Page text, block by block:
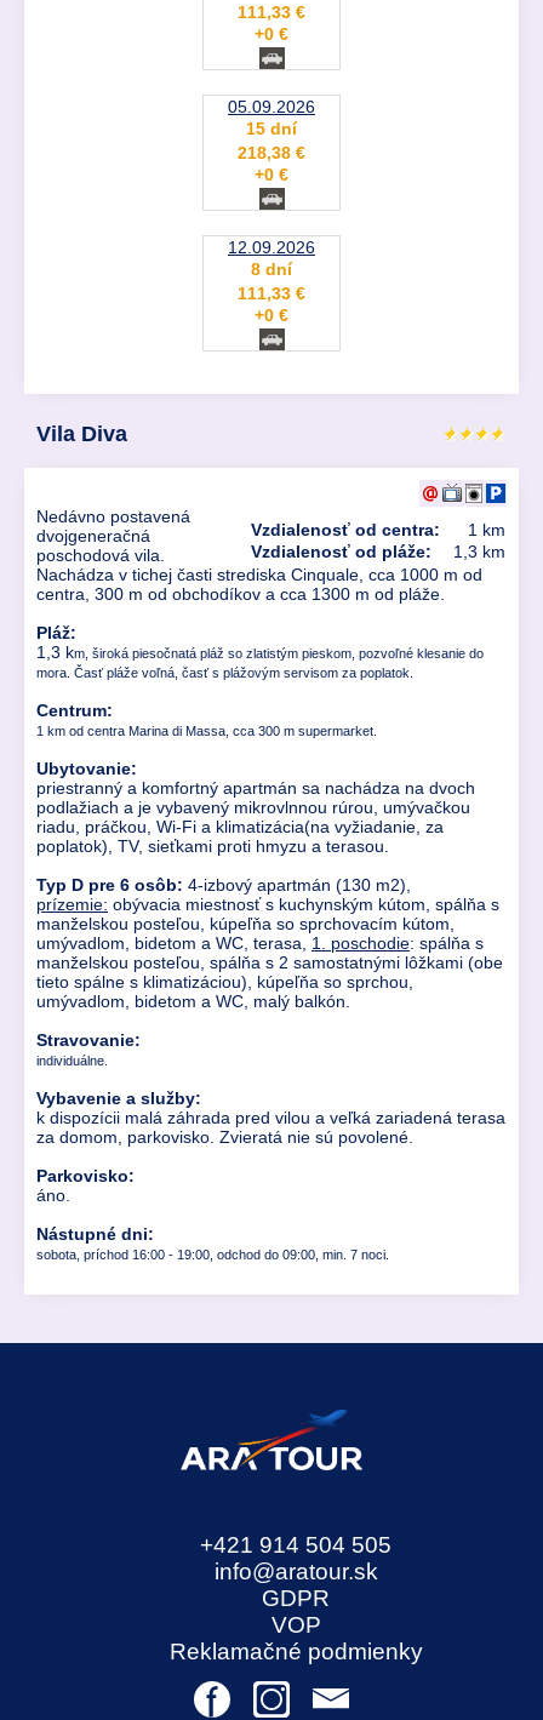
111,33 €
+0 €
05.09.2026
15 dní
218,38 €
+0 €
12.09.2026
8 dní
111,33 €
+0 €
Vila Diva
Vzdialenosť od centra:
1 km
Vzdialenosť od pláže:
1,3 km
Nedávno postavená
dvojgeneračná
poschodová vila.
Nachádza v tichej časti strediska Cinquale, cca 1000 m od
centra, 300 m od obchodíkov a cca 1300 m od pláže.
Pláž:
1,3 km, široká piesočnatá pláž so zlatistým pieskom, pozvoľné klesanie do
mora. Časť pláže voľná, časť s plážovým servisom za poplatok.
Centrum:
1 km od centra Marina di Massa, cca 300 m supermarket.
Ubytovanie:
priestranný a komfortný apartmán sa nachádza na dvoch
podlažiach a je vybavený mikrovlnnou rúrou, umývačkou
riadu, práčkou, Wi-Fi a klimatizácia(na vyžiadanie, za
poplatok), TV, sieťkami proti hmyzu a terasou.
Typ D pre 6 osôb: 4-izbový apartmán (130 m2),
prízemie: obývacia miestnosť s kuchynským kútom, spálňa s
manželskou posteľou, kúpeľňa so sprchovacím kútom,
umývadlom, bidetom a WC, terasa, 1. poschodie: spálňa s
manželskou posteľou, spálňa s 2 samostatnými lôžkami (obe
tieto spálne s klimatizáciou), kúpeľňa so sprchou,
umývadlom, bidetom a WC, malý balkón.
Stravovanie:
individuálne.
Vybavenie a služby:
k dispozícii malá záhrada pred vilou a veľká zariadená terasa
za domom, parkovisko. Zvieratá nie sú povolené.
Parkovisko:
áno.
Nástupné dni:
sobota, príchod 16:00 - 19:00, odchod do 09:00, min. 7 noci.
+421 914 504 505
info@aratour.sk
GDPR
VOP
Reklamačné podmienky